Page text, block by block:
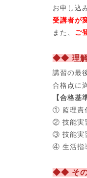
お申し込
受講者が
また、 ご
◆◆ 理解
講習の最
合格点に
【合格基
① 監理
② 技能実
③ 技能実
④ 生活
◆◆ その